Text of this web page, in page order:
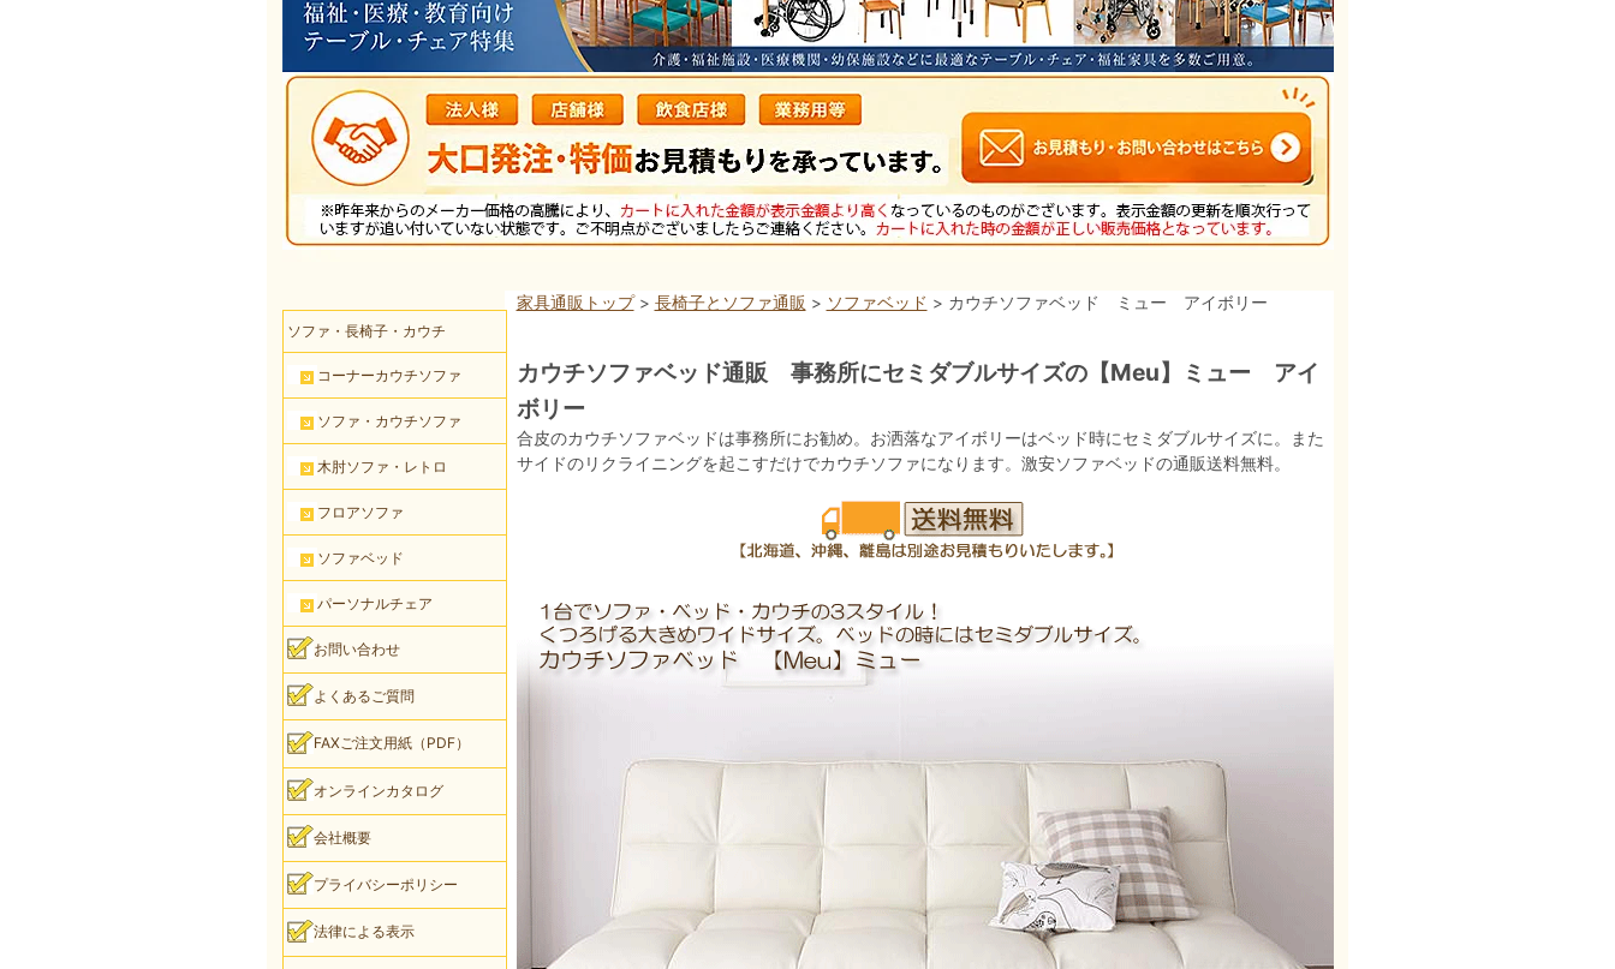
家具通販トップ> 長椅子とソファ通販 > ソファベッド > カウチソファベッド ミュー アイボリー
カウチソファベッド通販 事務所にセミダブルサイズの【Meu】ミュー アイ
ボリー
合皮のカウチソファベッドは事務所にお勧め。お洒落なアイボリーはベッド時にセミダブルサイズに。また
サイドのリクライニングを起こすだけでカウチソファになります。激安ソファベッドの通販送料無料。
ソファ・長椅子・カウチ
コーナーカウチソファ
ソファ・カウチソファ
木肘ソファ・レトロ
フロアソファ
ソファベッド
パーソナルチェア
お問い合わせ
よくあるご質問
FAXご注文用紙（PDF）
オンラインカタログ
会社概要
プライバシーポリシー
法律による表示